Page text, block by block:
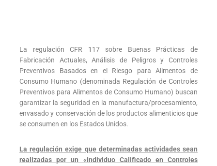
La regulación CFR 117 sobre Buenas Prácticas de
Fabricación Actuales, Análisis de Peligros y Controles
Preventivos Basados en el Riesgo para Alimentos de
Consumo Humano (denominada Regulación de Controles
Preventivos para Alimentos de Consumo Humano) buscan
garantizar la seguridad en la manufactura/procesamiento,
envasado y conservación de los productos alimenticios que
se consumen en los Estados Unidos.
La regulación exige que determinadas actividades sean
realizadas por un «Individuo Calificado en Controles